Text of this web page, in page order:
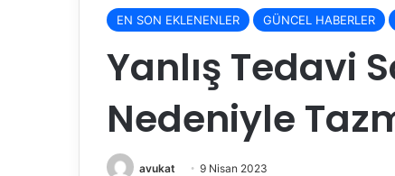
EN SON EKLENENLER GÜNCEL HABERLER
Yanlış Tedavi
Nedeniyle
avukat 9 Nisan 2023